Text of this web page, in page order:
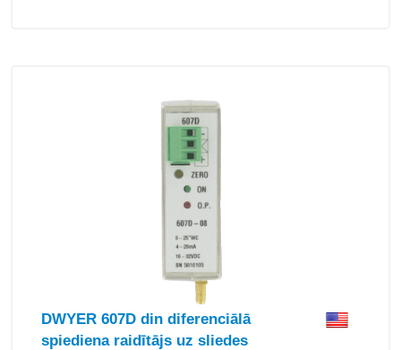
DWYER 607D din diferenciālā
spiediena raidītājs uz sliedes